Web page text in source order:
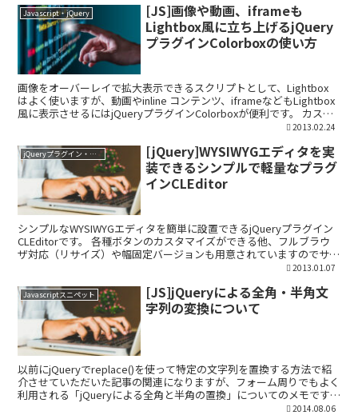
Javascript・jQuery
[JS]画像や動画、iframeも
Lightbox風に立ち上げるjQuery
プラグインColorboxの使い方
画像をオーバーレイで拡大表示できるスクリプトとして、Lightbox
はよく使いますが、動画やinline コンテンツ、iframeなどもLightbox
風に表示させるにはjQueryプラグインColorboxが便利です。 カスタ
2013.02.24
jQueryプラグイン・ライブラリ
[jQuery]WYSIWYGエディタを実
装できるシンプルで軽量なプラグ
インCLEditor
シンプルなWYSIWYGエディタを簡単に設置できるjQueryプラグイン
CLEditorです。 各種ボタンのカスタマイズができる他、フルブラウ
ザ対応（リサイズ）や幅固定バージョンも用意されていますのでサイ
2013.01.07
Javascriptスニペット
[JS]jQueryによる全角・半角文
字列の変換について
以前にjQueryでreplace()を使って特定の文字列を置換する方法で紹
介させていただいた記事の関連になりますが、フォーム周りでもよく
利用される「jQueryによる全角と半角の置換」についてのメモです。
2014.08.06